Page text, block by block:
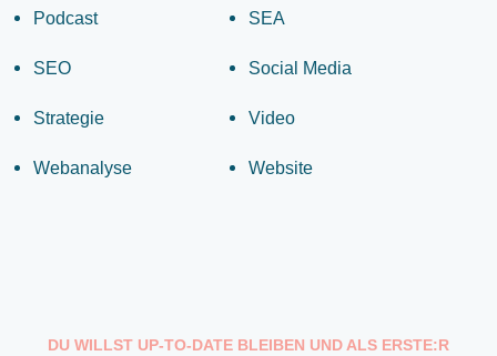
Podcast SEA
SEO Social Media
Strategie Video
Webanalyse Website
DU WILLST UP-TO-DATE BLEIBEN UND ALS ERSTE:R